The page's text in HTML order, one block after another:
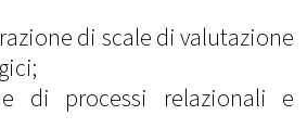
di scale di valutazione
di processi relazionali e